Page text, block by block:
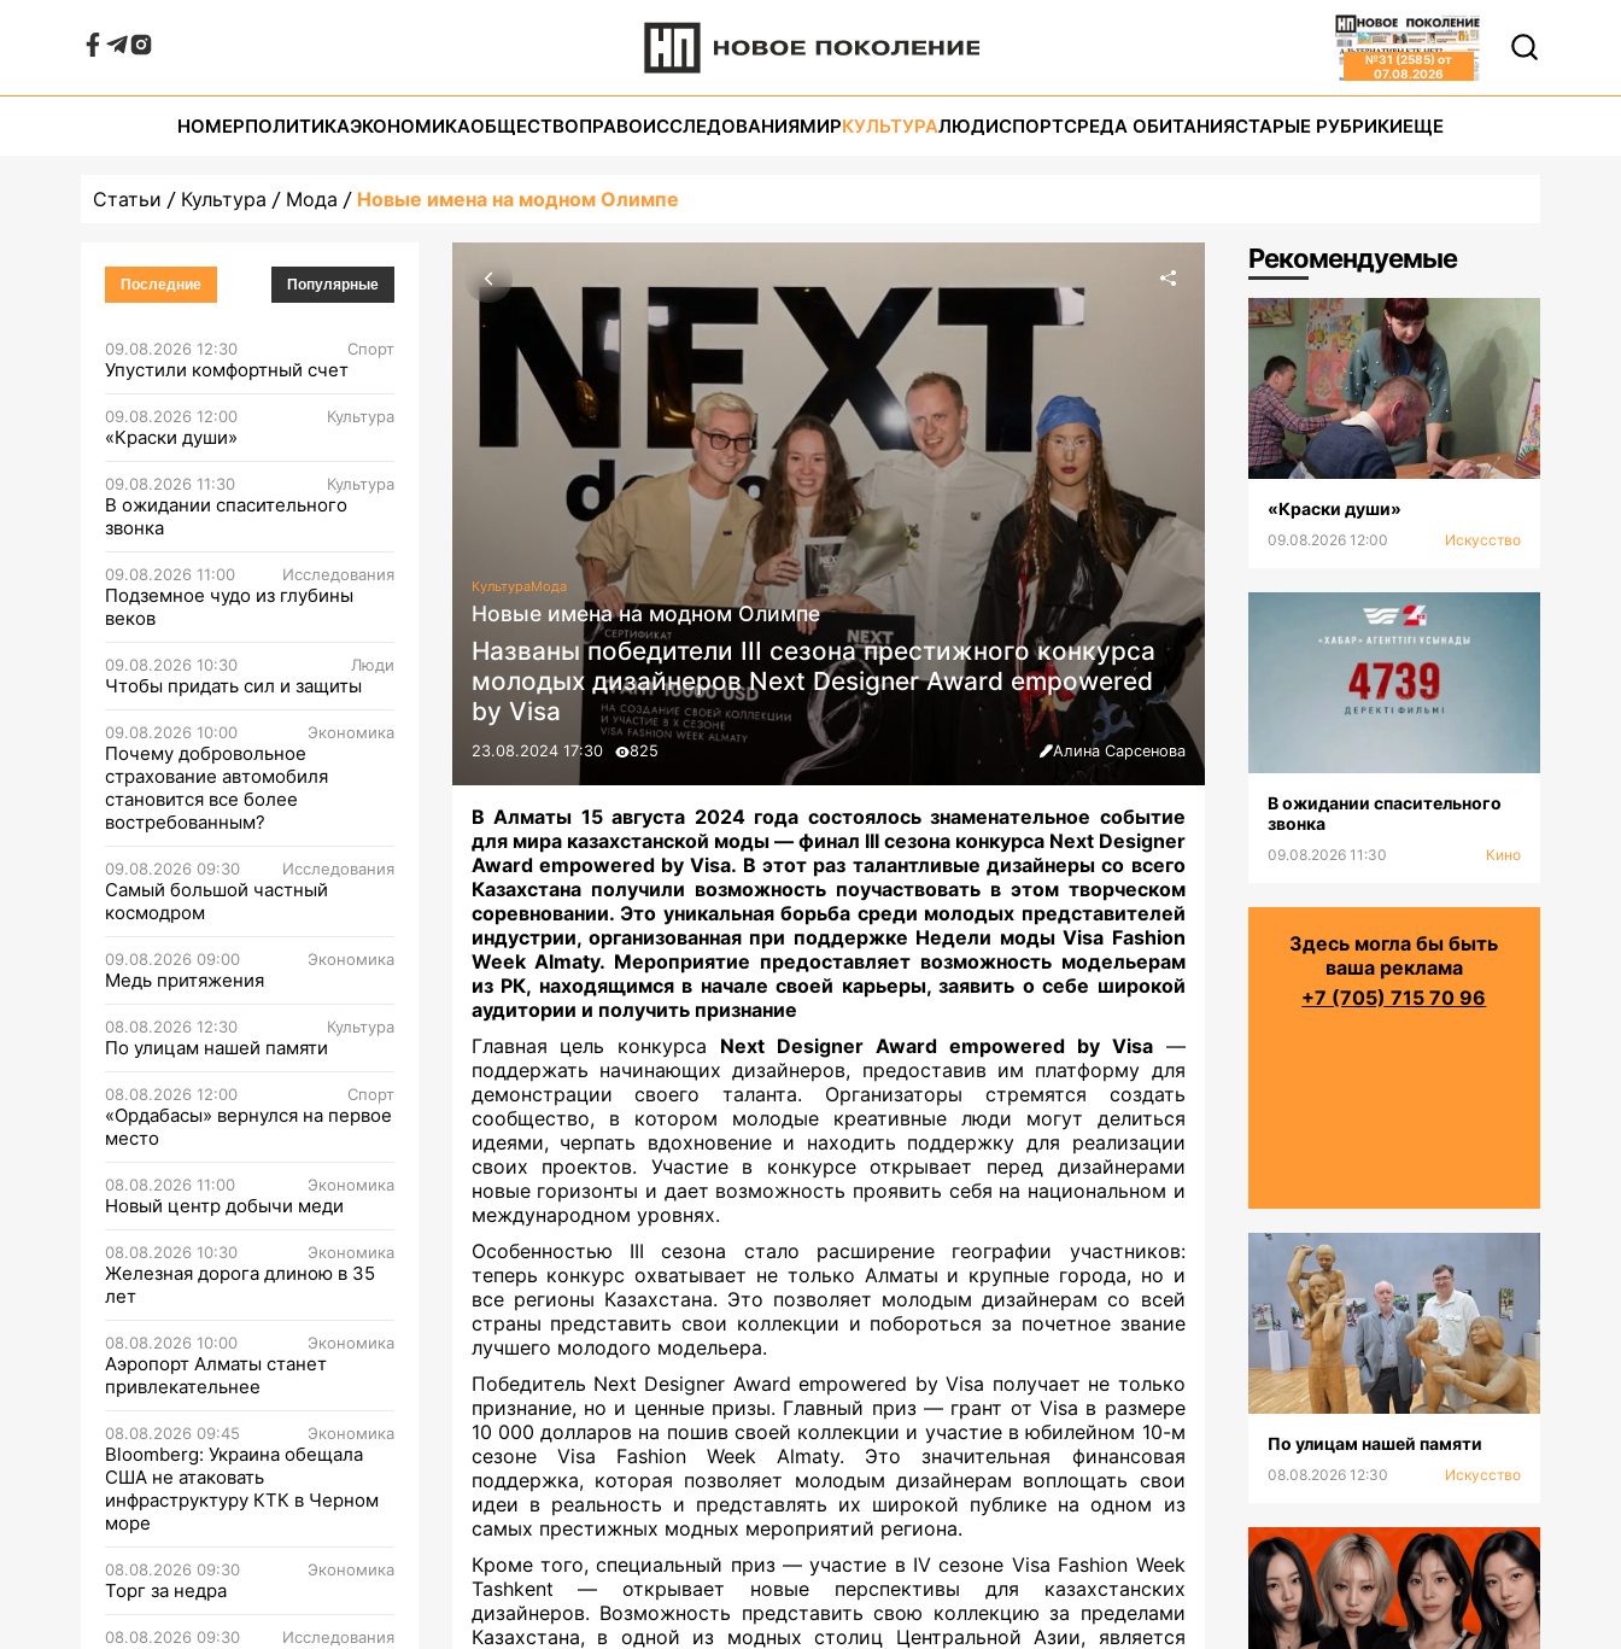
№31 (2585) от
07.08.2026
НОМЕРПОЛИТИКАЭКОНОМИКАОБЩЕСТВОПРАВОИССЛЕДОВАНИЯМИРКУЛЬТУРАЛЮДИСПОРТСРЕДА ОБИТАНИЯСТАРЫЕ РУБРИКИЕЩЕ
Статьи Культура Мода Новые имена на модном Олимпе
Последние Популярные
09.08.2026 12:30 Спорт
Упустили комфортный счет
09.08.2026 12:00 Культура
«Краски души»
09.08.2026 11:30 Культура
В ожидании спасительного
звонка
09.08.2026 11:00 Исследования
Подземное чудо из глубины
веков
09.08.2026 10:30 Люди
Чтобы придать сил и защиты
09.08.2026 10:00 Экономика
Почему добровольное
страхование автомобиля
становится все более
востребованным?
09.08.2026 09:30 Исследования
Самый большой частный
космодром
09.08.2026 09:00 Экономика
Медь притяжения
08.08.2026 12:30 Культура
По улицам нашей памяти
08.08.2026 12:00 Спорт
«Ордабасы» вернулся на первое
место
08.08.2026 11:00 Экономика
Новый центр добычи меди
08.08.2026 10:30 Экономика
Железная дорога длиною в 35
лет
08.08.2026 10:00 Экономика
Аэропорт Алматы станет
привлекательнее
08.08.2026 09:45 Экономика
Bloomberg: Украина обещала
США не атаковать
инфраструктуру КТК в Черном
море
08.08.2026 09:30 Экономика
Торг за недра
08.08.2026 09:30 Исследования
КультураМода
Новые имена на модном Олимпе
Названы победители III сезона престижного конкурса
молодых дизайнеров Next Designer Award empowered
by Visa
23.08.2024 17:30 825 Алина Сарсенова
В Алматы 15 августа 2024 года состоялось знаменательное событие
для мира казахстанской моды — финал III сезона конкурса Next Designer
Award empowered by Visa. В этот раз талантливые дизайнеры со всего
Казахстана получили возможность поучаствовать в этом творческом
соревновании. Это уникальная борьба среди молодых представителей
индустрии, организованная при поддержке Недели моды Visa Fashion
Week Almaty. Мероприятие предоставляет возможность модельерам
из РК, находящимся в начале своей карьеры, заявить о себе широкой
аудитории и получить признание
Главная цель конкурса Next Designer Award empowered by Visa—
поддержать начинающих дизайнеров, предоставив им платформу для
демонстрации своего таланта. Организаторы стремятся создать
сообщество, в котором молодые креативные люди могут делиться
идеями, черпать вдохновение и находить поддержку для реализации
своих проектов. Участие в конкурсе открывает перед дизайнерами
новые горизонты и дает возможность проявить себя на национальном и
международном уровнях.
Особенностью III сезона стало расширение географии участников:
теперь конкурс охватывает не только Алматы и крупные города, но и
все регионы Казахстана. Это позволяет молодым дизайнерам со всей
страны представить свои коллекции и побороться за почетное звание
лучшего молодого модельера.
Победитель Next Designer Award empowered by Visa получает не только
признание, но и ценные призы. Главный приз — грант от Visa в размере
10 000 долларов на пошив своей коллекции и участие в юбилейном 10-м
сезоне Visa Fashion Week Almaty. Это значительная финансовая
поддержка, которая позволяет молодым дизайнерам воплощать свои
идеи в реальность и представлять их широкой публике на одном из
самых престижных модных мероприятий региона.
Кроме того, специальный приз — участие в IV сезоне Visa Fashion Week
Tashkent — открывает новые перспективы для казахстанских
дизайнеров. Возможность представить свою коллекцию за пределами
Казахстана, в одной из модных столиц Центральной Азии, является
Рекомендуемые
«Краски души»
09.08.2026 12:00 Искусство
В ожидании спасительного
звонка
09.08.2026 11:30 Кино
Здесь могла бы быть
ваша реклама
+7 (705) 715 70 96
По улицам нашей памяти
08.08.2026 12:30 Искусство